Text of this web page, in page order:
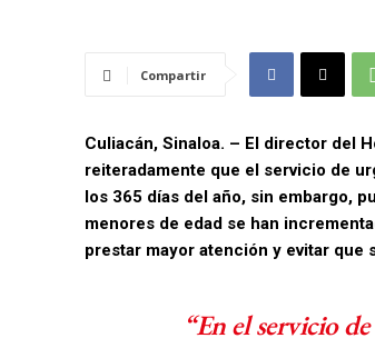
Compartir
Culiacán, Sinaloa. – El director del
reiteradamente que el servicio de
los 365 días del año, sin embargo,
menores de edad se han
prestar mayor atención y evitar que
“En el servicio